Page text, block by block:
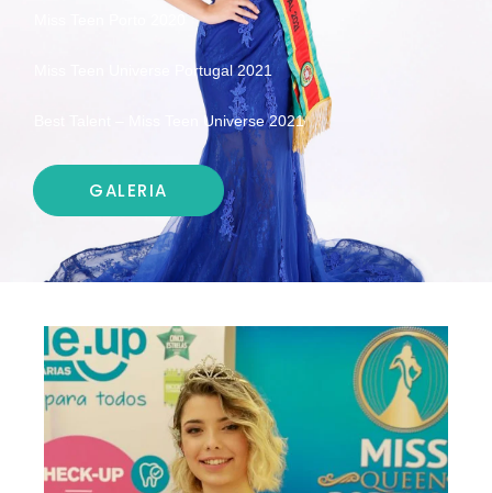
Miss Teen Universe Portugal 2021
Best Talent – Miss Teen Universe 2021
GALERIA